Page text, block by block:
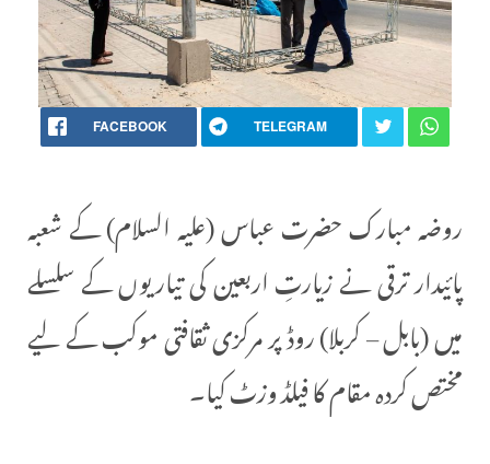
FACEBOOK TELEGRAM
روضہ مبارک حضرت عباس (علیہ السلام) کے شعبہ
پائیدار ترقی نے زیارتِ اربعین کی تیاریوں کے سلسلے
میں (بابل – کربلا) روڈ پر مرکزی ثقافتی موکب کے لیے
مختص کردہ مقام کا فیلڈ وزٹ کیا۔